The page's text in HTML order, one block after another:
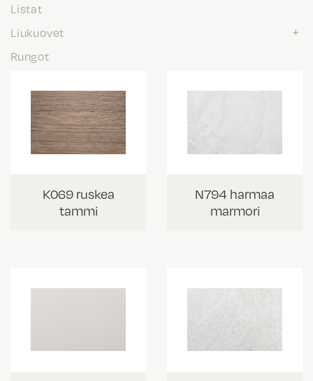
Listat
Liukuovet
Rungot
K069 ruskea
tammi
N794 harmaa
marmori